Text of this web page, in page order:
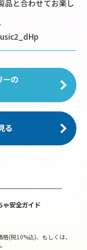
品と合わせてお楽し
ゃ安全ガイド
(税10%込)、もしくは、